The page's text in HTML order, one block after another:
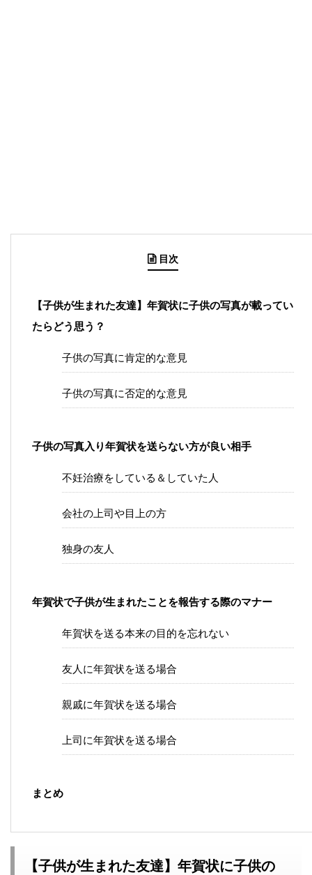
目次
【子供が生まれた友達】年賀状に子供の写真が載ってい
たらどう思う？
子供の写真に肯定的な意見
子供の写真に否定的な意見
子供の写真入り年賀状を送らない方が良い相手
不妊治療をしている＆していた人
会社の上司や目上の方
独身の友人
年賀状で子供が生まれたことを報告する際のマナー
年賀状を送る本来の目的を忘れない
友人に年賀状を送る場合
親戚に年賀状を送る場合
上司に年賀状を送る場合
まとめ
【子供が生まれた友達】年賀状に子供の